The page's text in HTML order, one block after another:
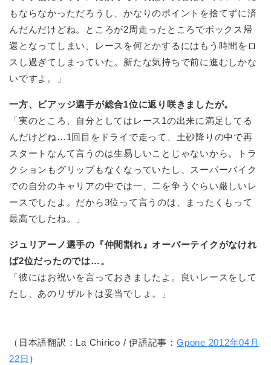
もならなかっただろうし、かなりのポイントを捨てずに済
んだんだけどね。ところが2周走ったところでボックス帰
還となってしまい、レースを何とかするにはもう時間をロ
スし過ぎてしまっていた。新たな気持ちで前に進むしかな
いですよ。」
一方、ビアッジ選手が総合1位に返り咲きましたが。
「実のところ、自分としてはレース1の出来に満足してる
んだけどね…1回目をドライで走って、土砂降りの中で再
スタートなんて言うのは生易しいことじゃないから。トラ
クションもグリップもなくなっていたし、スーパーバイク
での自分のキャリアの中では一、二を争うぐらい厳しいレ
ースでしたよ。だから3位って言うのは、まったくもって
最高でしたね。」
ジュリアーノ選手の『仲間割れ』オーバーテイクがなけれ
ば2位だったのでは…。
「彼にはお祝いを言っておきましたよ。良いレースをして
たし、あのリザルトは妥当でしょ。」
（日本語翻訳：La Chirico / 伊語記事： Gpone 2012年04月
22日 ）